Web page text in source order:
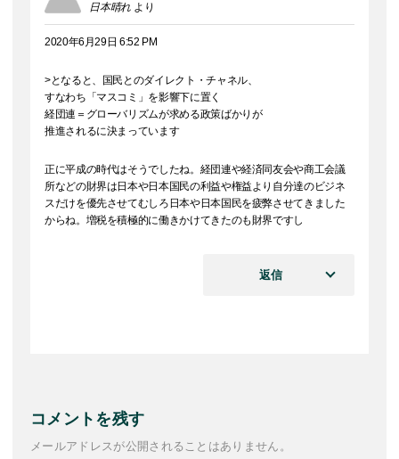
日本晴れ より
2020年6月29日 6:52 PM
>となると、国民とのダイレクト・チャネル、
すなわち「マスコミ」を影響下に置く
経団連＝グローバリズムが求める政策ばかりが
推進されるに決まっています
正に平成の時代はそうでしたね。経団連や経済同友会や商工会議
所などの財界は日本や日本国民の利益や権益より自分達のビジネ
スだけを優先させてむしろ日本や日本国民を疲弊させてきました
からね。増税を積極的に働きかけてきたのも財界ですし
返信
コメントを残す
メールアドレスが公開されることはありません。